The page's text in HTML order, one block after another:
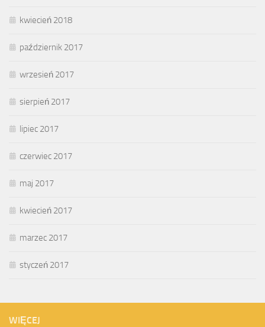
kwiecień 2018
październik 2017
wrzesień 2017
sierpień 2017
lipiec 2017
czerwiec 2017
maj 2017
kwiecień 2017
marzec 2017
styczeń 2017
WIĘCEJ